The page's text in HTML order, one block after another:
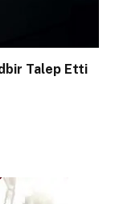
Talep Etti